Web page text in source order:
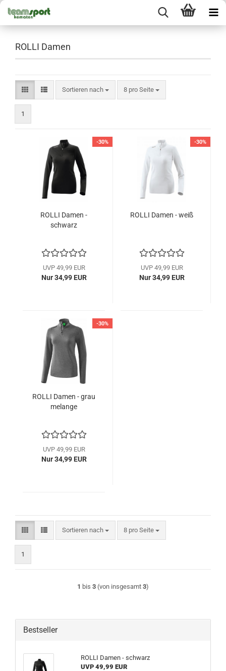
ROLLI Damen
Sortieren nach
Sortieren nach 8 pro Seite
pro Seite
1
-30%
ROLLI Damen -
schwarz
UVP 49,99 EUR
Nur 34,99 EUR
-30%
ROLLI Damen - weiß
UVP 49,99 EUR
Nur 34,99 EUR
-30%
ROLLI Damen - grau
melange
UVP 49,99 EUR
Nur 34,99 EUR
Sortieren nach
Sortieren nach 8 pro Seite
pro Seite
1
1 bis 3 (von insgesamt 3)
Bestseller
ROLLI Damen - schwarz
UVP 49,99 EUR